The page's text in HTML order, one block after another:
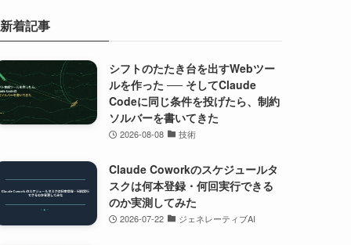
新着記事
シフトのたたき台を出すWebツー
ルを作った ── そしてClaude
Codeに同じ条件を投げたら、制約
ソルバーを書いてきた
2026-08-08 技術
Claude Coworkのスケジュールタ
スクは何本登録・何回実行できる
のか実測してみた
2026-07-22 ジェネレーティブAI